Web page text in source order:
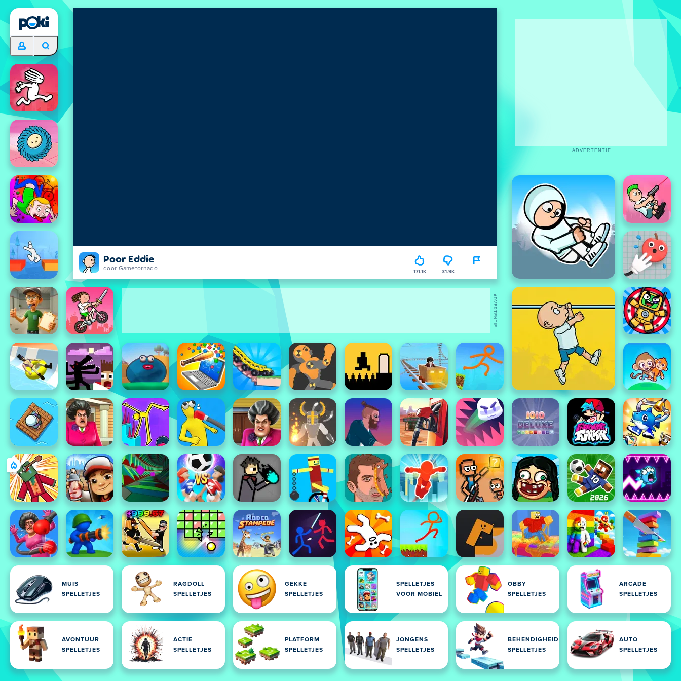
Poor Eddie
door Gametornado 171.1K 31.9K
MUIS
SPELLETJES
RAGDOLL
SPELLETJES
GEKKE
SPELLETJES
SPELLETJES
VOOR MOBIEL
OBBY
SPELLETJES
ARCADE
SPELLETJES
AVONTUUR
SPELLETJES
ACTIE
SPELLETJES
PLATFORM
SPELLETJES
JONGENS
SPELLETJES
BEHENDIGHEID
SPELLETJES
AUTO
SPELLETJES
ADVERTENTIE
ADVERTENTIE